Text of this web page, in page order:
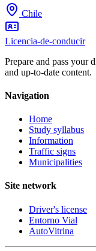
Chile
Licencia-de-conducir
Prepare and pass your
and up-to-date content.
Navigation
Home
Study syllabus
Information
Traffic signs
Municipalities
Site network
Driver's license
Entorno Vial
AutoVitrina